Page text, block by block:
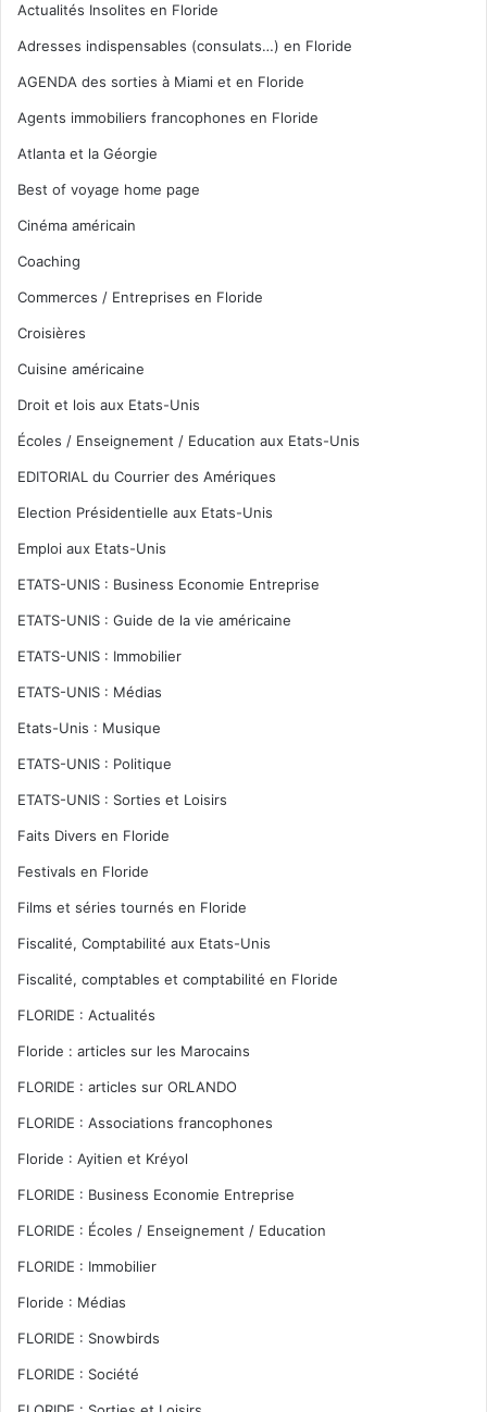
Actualités Insolites en Floride
Adresses indispensables (consulats…) en Floride
AGENDA des sorties à Miami et en Floride
Agents immobiliers francophones en Floride
Atlanta et la Géorgie
Best of voyage home page
Cinéma américain
Coaching
Commerces / Entreprises en Floride
Croisières
Cuisine américaine
Droit et lois aux Etats-Unis
Écoles / Enseignement / Education aux Etats-Unis
EDITORIAL du Courrier des Amériques
Election Présidentielle aux Etats-Unis
Emploi aux Etats-Unis
ETATS-UNIS : Business Economie Entreprise
ETATS-UNIS : Guide de la vie américaine
ETATS-UNIS : Immobilier
ETATS-UNIS : Médias
Etats-Unis : Musique
ETATS-UNIS : Politique
ETATS-UNIS : Sorties et Loisirs
Faits Divers en Floride
Festivals en Floride
Films et séries tournés en Floride
Fiscalité, Comptabilité aux Etats-Unis
Fiscalité, comptables et comptabilité en Floride
FLORIDE : Actualités
Floride : articles sur les Marocains
FLORIDE : articles sur ORLANDO
FLORIDE : Associations francophones
Floride : Ayitien et Kréyol
FLORIDE : Business Economie Entreprise
FLORIDE : Écoles / Enseignement / Education
FLORIDE : Immobilier
Floride : Médias
FLORIDE : Snowbirds
FLORIDE : Société